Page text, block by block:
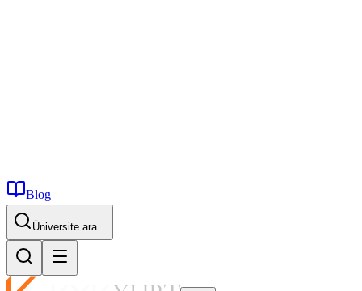
Blog
İstanbul...